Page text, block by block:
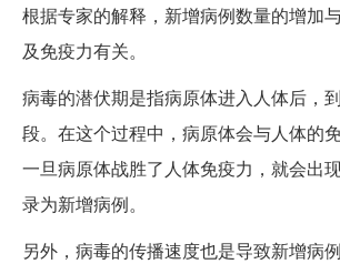
根据专家的解释，新增病例数量的增加
及免疫力有关。
病毒的潜伏期是指病原体进入人体后，
段。在这个过程中，病原体会与人体的
一旦病原体战胜了人体免疫力，就会出
录为新增病例。
另外，病毒的传播速度也是导致新增病